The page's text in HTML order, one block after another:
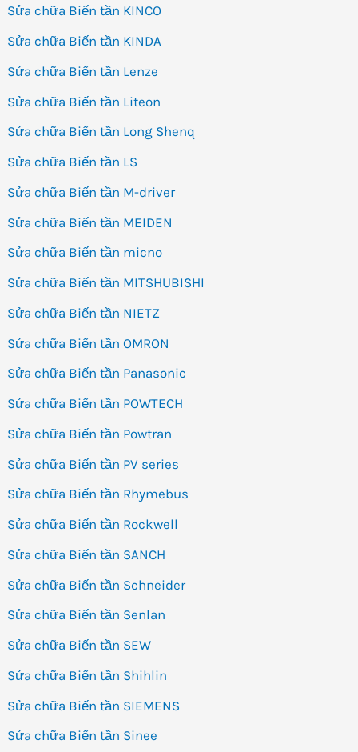
Sửa chữa Biến tần KINCO
Sửa chữa Biến tần KINDA
Sửa chữa Biến tần Lenze
Sửa chữa Biến tần Liteon
Sửa chữa Biến tần Long Shenq
Sửa chữa Biến tần LS
Sửa chữa Biến tần M-driver
Sửa chữa Biến tần MEIDEN
Sửa chữa Biến tần micno
Sửa chữa Biến tần MITSHUBISHI
Sửa chữa Biến tần NIETZ
Sửa chữa Biến tần OMRON
Sửa chữa Biến tần Panasonic
Sửa chữa Biến tần POWTECH
Sửa chữa Biến tần Powtran
Sửa chữa Biến tần PV series
Sửa chữa Biến tần Rhymebus
Sửa chữa Biến tần Rockwell
Sửa chữa Biến tần SANCH
Sửa chữa Biến tần Schneider
Sửa chữa Biến tần Senlan
Sửa chữa Biến tần SEW
Sửa chữa Biến tần Shihlin
Sửa chữa Biến tần SIEMENS
Sửa chữa Biến tần Sinee